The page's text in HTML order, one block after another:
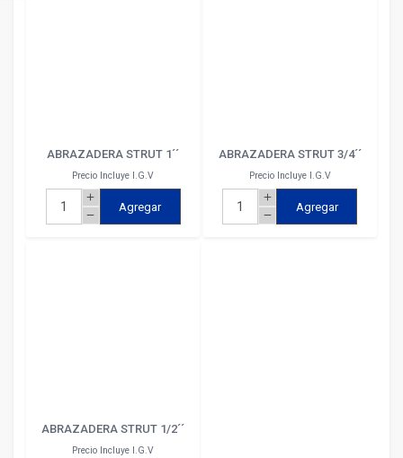
ABRAZADERA STRUT 1´´
Precio Incluye I.G.V
add
remove
Agregar
ABRAZADERA STRUT 3/4´´
Precio Incluye I.G.V
add
remove
Agregar
ABRAZADERA STRUT 1/2´´
Precio Incluye I.G.V